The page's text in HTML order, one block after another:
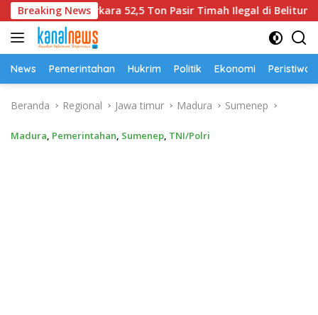
Langsung
ke
konten
Breaking News
Perkara 52,5 Ton Pasir Timah Ilegal di Belitung
News Pemerintahan Hukrim Politik Ekonomi Peristiwa
Beranda Regional Jawa timur Madura Sumenep
Madura, Pemerintahan, Sumenep, TNI/Polri